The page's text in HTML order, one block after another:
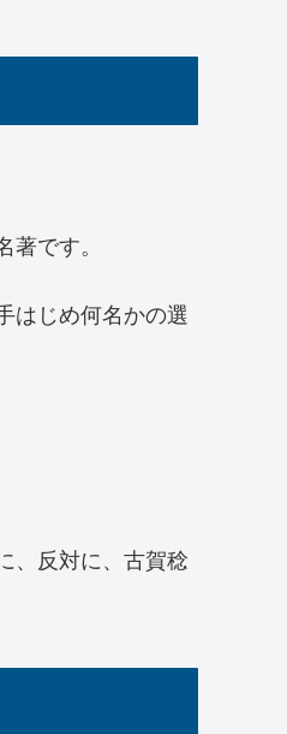
です。
はじめ何名かの選
、反対に、古賀稔